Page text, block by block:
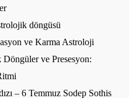
döngüsü
ve Karma Astroloji
ve Presesyon:
– 6 Temmuz Sodep Sothis